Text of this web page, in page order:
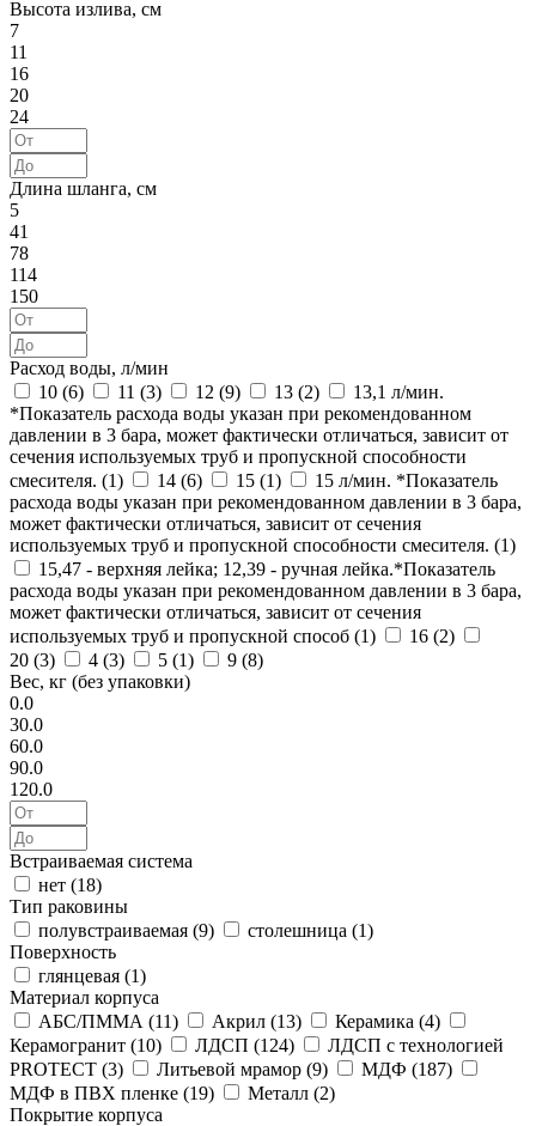
Высота излива, см
7
11
16
20
24
Длина шланга, см
5
41
78
114
150
Расход воды, л/мин
10 (6) 11 (3) 12 (9) 13 (2)
13,1 л/мин.
*Показатель расхода воды указан при рекомендованном
давлении в 3 бара, может фактически отличаться, зависит от
сечения используемых труб и пропускной способности
смесителя. (1) 14 (6) 15 (1)
15 л/мин. *Показатель
расхода воды указан при рекомендованном давлении в 3 бара,
может фактически отличаться, зависит от сечения
используемых труб и пропускной способности смесителя. (1)
15,47 - верхняя лейка; 12,39 - ручная лейка.*Показатель
расхода воды указан при рекомендованном давлении в 3 бара,
может фактически отличаться, зависит от сечения
используемых труб и пропускной способ (1) 16 (2)
20 (3) 4 (3) 5 (1) 9 (8)
Вес, кг (без упаковки)
0.0
30.0
60.0
90.0
120.0
Встраиваемая система
нет (18)
Тип раковины
полувстраиваемая (9) столешница (1)
Поверхность
глянцевая (1)
Материал корпуса
АБС/ПММА (11) Акрил (13) Керамика (4)
Керамогранит (10) ЛДСП (124)
ЛДСП с технологией
PROTECT (3) Литьевой мрамор (9) МДФ (187)
МДФ в ПВХ пленке (19) Металл (2)
Покрытие корпуса